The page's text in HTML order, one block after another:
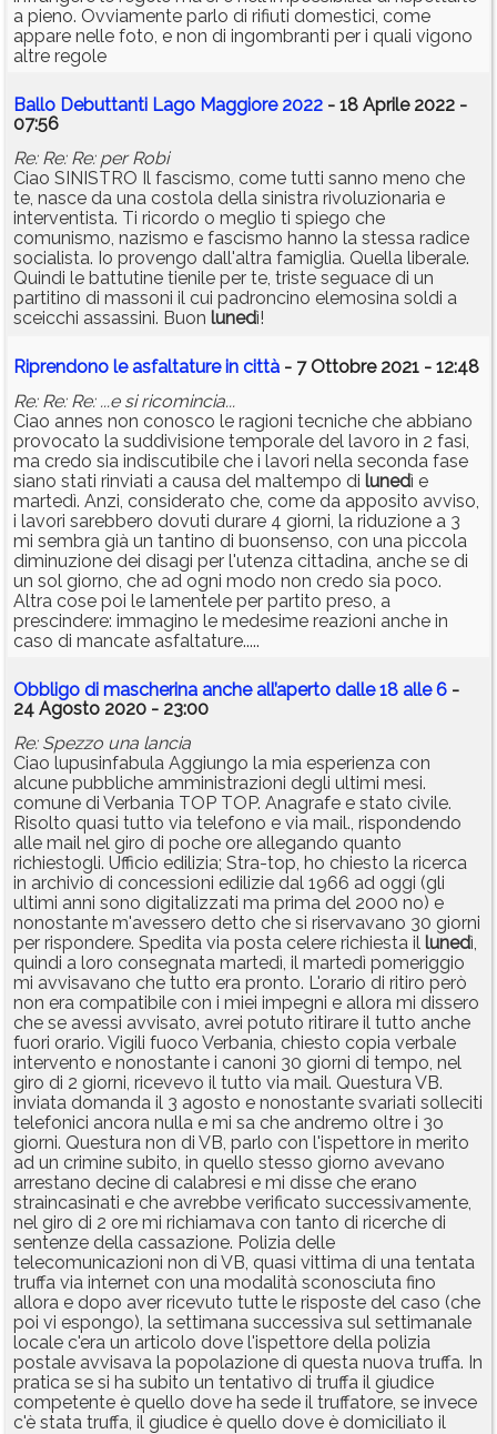
a pieno. Ovviamente parlo di rifiuti domestici, come
appare nelle foto, e non di ingombranti per i quali vigono
altre regole
Ballo Debuttanti Lago Maggiore 2022 - 18 Aprile 2022 -
07:56
Re: Re: Re: per Robi
Ciao SINISTRO Il fascismo, come tutti sanno meno che
te, nasce da una costola della sinistra rivoluzionaria e
interventista. Ti ricordo o meglio ti spiego che
comunismo, nazismo e fascismo hanno la stessa radice
socialista. Io provengo dall'altra famiglia. Quella liberale.
Quindi le battutine tienile per te, triste seguace di un
partitino di massoni il cui padroncino elemosina soldi a
sceicchi assassini. Buon lunedì!
Riprendono le asfaltature in città - 7 Ottobre 2021 - 12:48
Re: Re: Re: ...e si ricomincia...
Ciao annes non conosco le ragioni tecniche che abbiano
provocato la suddivisione temporale del lavoro in 2 fasi,
ma credo sia indiscutibile che i lavori nella seconda fase
siano stati rinviati a causa del maltempo di lunedì e
martedì. Anzi, considerato che, come da apposito avviso,
i lavori sarebbero dovuti durare 4 giorni, la riduzione a 3
mi sembra già un tantino di buonsenso, con una piccola
diminuzione dei disagi per l'utenza cittadina, anche se di
un sol giorno, che ad ogni modo non credo sia poco.
Altra cose poi le lamentele per partito preso, a
prescindere: immagino le medesime reazioni anche in
caso di mancate asfaltature.....
Obbligo di mascherina anche all’aperto dalle 18 alle 6 -
24 Agosto 2020 - 23:00
Re: Spezzo una lancia
Ciao lupusinfabula Aggiungo la mia esperienza con
alcune pubbliche amministrazioni degli ultimi mesi.
comune di Verbania TOP TOP. Anagrafe e stato civile.
Risolto quasi tutto via telefono e via mail., rispondendo
alle mail nel giro di poche ore allegando quanto
richiestogli. Ufficio edilizia; Stra-top, ho chiesto la ricerca
in archivio di concessioni edilizie dal 1966 ad oggi (gli
ultimi anni sono digitalizzati ma prima del 2000 no) e
nonostante m'avessero detto che si riservavano 30 giorni
per rispondere. Spedita via posta celere richiesta il lunedì,
quindi a loro consegnata martedì, il martedì pomeriggio
mi avvisavano che tutto era pronto. L'orario di ritiro però
non era compatibile con i miei impegni e allora mi dissero
che se avessi avvisato, avrei potuto ritirare il tutto anche
fuori orario. Vigili fuoco Verbania, chiesto copia verbale
intervento e nonostante i canoni 30 giorni di tempo, nel
giro di 2 giorni, ricevevo il tutto via mail. Questura VB.
inviata domanda il 3 agosto e nonostante svariati solleciti
telefonici ancora nulla e mi sa che andremo oltre i 3o
giorni. Questura non di VB, parlo con l'ispettore in merito
ad un crimine subito, in quello stesso giorno avevano
arrestano decine di calabresi e mi disse che erano
straincasinati e che avrebbe verificato successivamente,
nel giro di 2 ore mi richiamava con tanto di ricerche di
sentenze della cassazione. Polizia delle
telecomunicazioni non di VB, quasi vittima di una tentata
truffa via internet con una modalità sconosciuta fino
allora e dopo aver ricevuto tutte le risposte del caso (che
poi vi espongo), la settimana successiva sul settimanale
locale c'era un articolo dove l'ispettore della polizia
postale avvisava la popolazione di questa nuova truffa. In
pratica se si ha subito un tentativo di truffa il giudice
competente è quello dove ha sede il truffatore, se invece
c'è stata truffa, il giudice è quello dove è domiciliato il